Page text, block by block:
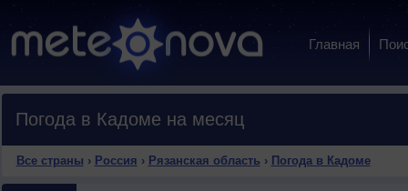
Главная
Погода в Кадоме на месяц
Все страны › Россия › Рязанская область › Погода в Кадоме